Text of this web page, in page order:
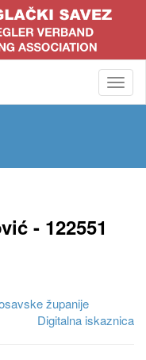
- 122551
županije
Digitalna iskaznica